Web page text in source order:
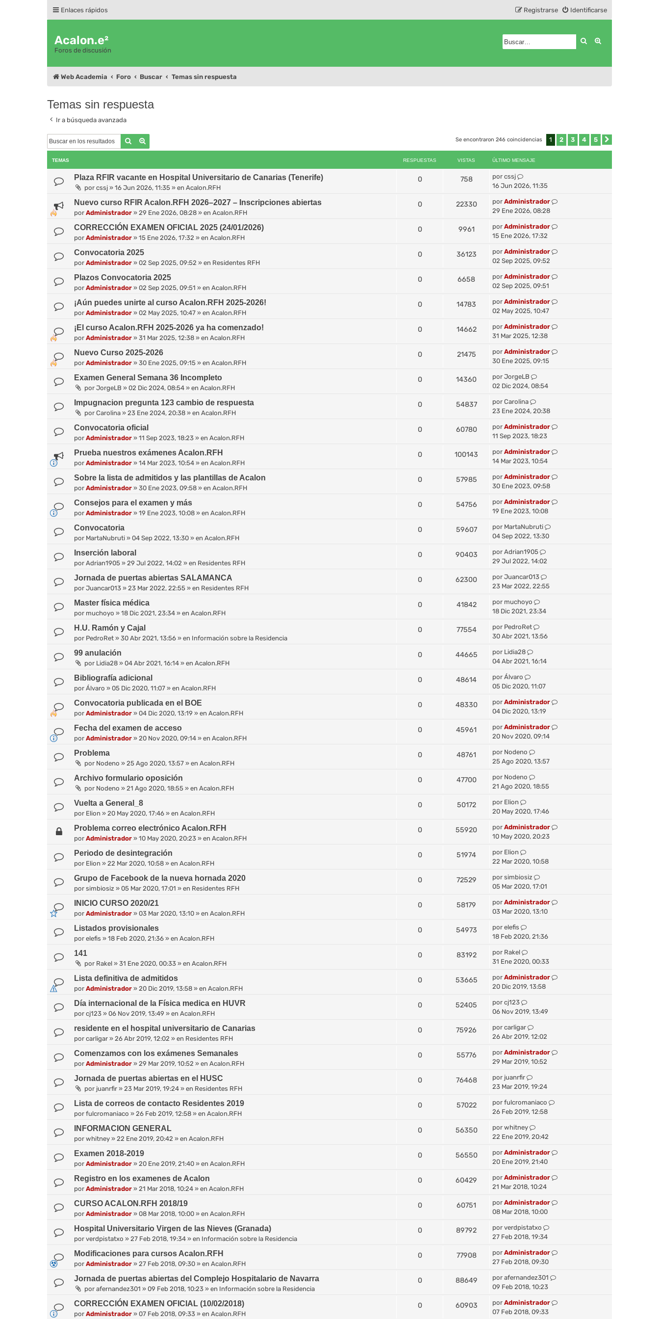
Enlaces rápidos Identificarse
Registrarse
Acalon.e²
Foros de discusión
Buscar
Web Academia Foro Buscar Temas sin respuesta
Temas sin respuesta
Ir a búsqueda avanzada
Buscar Se encontraron 246 coincidencias 1 2 3 4 5
TEMAS RESPUESTAS VISTAS ÚLTIMO MENSAJE
Plaza RFIR vacante en Hospital Universitario de Canarias (Tenerife)
por cssj » 16 Jun 2026, 11:35 » en Acalon.RFH
0 758 por cssj
16 Jun 2026, 11:35
Nuevo curso RFIR Acalon.RFH 2026–2027 – Inscripciones abiertas
por Administrador » 29 Ene 2026, 08:28 » en Acalon.RFH
0 22330 por Administrador
29 Ene 2026, 08:28
CORRECCIÓN EXAMEN OFICIAL 2025 (24/01/2026)
por Administrador » 15 Ene 2026, 17:32 » en Acalon.RFH
0 9961 por Administrador
15 Ene 2026, 17:32
Convocatoria 2025
por Administrador » 02 Sep 2025, 09:52 » en Residentes RFH
0 36123 por Administrador
02 Sep 2025, 09:52
Plazos Convocatoria 2025
por Administrador » 02 Sep 2025, 09:51 » en Acalon.RFH
0 6658 por Administrador
02 Sep 2025, 09:51
¡Aún puedes unirte al curso Acalon.RFH 2025-2026!
por Administrador » 02 May 2025, 10:47 » en Acalon.RFH
0 14783 por Administrador
02 May 2025, 10:47
¡El curso Acalon.RFH 2025-2026 ya ha comenzado!
por Administrador » 31 Mar 2025, 12:38 » en Acalon.RFH
0 14662 por Administrador
31 Mar 2025, 12:38
Nuevo Curso 2025-2026
por Administrador » 30 Ene 2025, 09:15 » en Acalon.RFH
0 21475 por Administrador
30 Ene 2025, 09:15
Examen General Semana 36 Incompleto
por JorgeLB » 02 Dic 2024, 08:54 » en Acalon.RFH
0 14360 por JorgeLB
02 Dic 2024, 08:54
Impugnacion pregunta 123 cambio de respuesta
por Carolina » 23 Ene 2024, 20:38 » en Acalon.RFH
0 54837 por Carolina
23 Ene 2024, 20:38
Convocatoria oficial
por Administrador » 11 Sep 2023, 18:23 » en Acalon.RFH
0 60780 por Administrador
11 Sep 2023, 18:23
Prueba nuestros exámenes Acalon.RFH
por Administrador » 14 Mar 2023, 10:54 » en Acalon.RFH
0 100143 por Administrador
14 Mar 2023, 10:54
Sobre la lista de admitidos y las plantillas de Acalon
por Administrador » 30 Ene 2023, 09:58 » en Acalon.RFH
0 57985 por Administrador
30 Ene 2023, 09:58
Consejos para el examen y más
por Administrador » 19 Ene 2023, 10:08 » en Acalon.RFH
0 54756 por Administrador
19 Ene 2023, 10:08
Convocatoria
por MartaNubruti » 04 Sep 2022, 13:30 » en Acalon.RFH
0 59607 por MartaNubruti
04 Sep 2022, 13:30
Inserción laboral
por Adrian1905 » 29 Jul 2022, 14:02 » en Residentes RFH
0 90403 por Adrian1905
29 Jul 2022, 14:02
Jornada de puertas abiertas SALAMANCA
por Juancar013 » 23 Mar 2022, 22:55 » en Residentes RFH
0 62300 por Juancar013
23 Mar 2022, 22:55
Master física médica
por muchoyo » 18 Dic 2021, 23:34 » en Acalon.RFH
0 41842 por muchoyo
18 Dic 2021, 23:34
H.U. Ramón y Cajal
por PedroRet » 30 Abr 2021, 13:56 » en Información sobre la Residencia
0 77554 por PedroRet
30 Abr 2021, 13:56
99 anulación
por Lidia28 » 04 Abr 2021, 16:14 » en Acalon.RFH
0 44665 por Lidia28
04 Abr 2021, 16:14
Bibliografía adicional
por Álvaro » 05 Dic 2020, 11:07 » en Acalon.RFH
0 48614 por Álvaro
05 Dic 2020, 11:07
Convocatoria publicada en el BOE
por Administrador » 04 Dic 2020, 13:19 » en Acalon.RFH
0 48330 por Administrador
04 Dic 2020, 13:19
Fecha del examen de acceso
por Administrador » 20 Nov 2020, 09:14 » en Acalon.RFH
0 45961 por Administrador
20 Nov 2020, 09:14
Problema
por Nodeno » 25 Ago 2020, 13:57 » en Acalon.RFH
0 48761 por Nodeno
25 Ago 2020, 13:57
Archivo formulario oposición
por Nodeno » 21 Ago 2020, 18:55 » en Acalon.RFH
0 47700 por Nodeno
21 Ago 2020, 18:55
Vuelta a General_8
por Elion » 20 May 2020, 17:46 » en Acalon.RFH
0 50172 por Elion
20 May 2020, 17:46
Problema correo electrónico Acalon.RFH
por Administrador » 10 May 2020, 20:23 » en Acalon.RFH
0 55920 por Administrador
10 May 2020, 20:23
Periodo de desintegración
por Elion » 22 Mar 2020, 10:58 » en Acalon.RFH
0 51974 por Elion
22 Mar 2020, 10:58
Grupo de Facebook de la nueva hornada 2020
por simbiosiz » 05 Mar 2020, 17:01 » en Residentes RFH
0 72529 por simbiosiz
05 Mar 2020, 17:01
INICIO CURSO 2020/21
por Administrador » 03 Mar 2020, 13:10 » en Acalon.RFH
0 58179 por Administrador
03 Mar 2020, 13:10
Listados provisionales
por elefis » 18 Feb 2020, 21:36 » en Acalon.RFH
0 54973 por elefis
18 Feb 2020, 21:36
141
por Rakel » 31 Ene 2020, 00:33 » en Acalon.RFH
0 83192 por Rakel
31 Ene 2020, 00:33
Lista definitiva de admitidos
por Administrador » 20 Dic 2019, 13:58 » en Acalon.RFH
0 53665 por Administrador
20 Dic 2019, 13:58
Día internacional de la Física medica en HUVR
por cj123 » 06 Nov 2019, 13:49 » en Acalon.RFH
0 52405 por cj123
06 Nov 2019, 13:49
residente en el hospital universitario de Canarias
por carligar » 26 Abr 2019, 12:02 » en Residentes RFH
0 75926 por carligar
26 Abr 2019, 12:02
Comenzamos con los exámenes Semanales
por Administrador » 29 Mar 2019, 10:52 » en Acalon.RFH
0 55776 por Administrador
29 Mar 2019, 10:52
Jornada de puertas abiertas en el HUSC
por juanrfir » 23 Mar 2019, 19:24 » en Residentes RFH
0 76468 por juanrfir
23 Mar 2019, 19:24
Lista de correos de contacto Residentes 2019
por fulcromaniaco » 26 Feb 2019, 12:58 » en Acalon.RFH
0 57022 por fulcromaniaco
26 Feb 2019, 12:58
INFORMACION GENERAL
por whitney » 22 Ene 2019, 20:42 » en Acalon.RFH
0 56350 por whitney
22 Ene 2019, 20:42
Examen 2018-2019
por Administrador » 20 Ene 2019, 21:40 » en Acalon.RFH
0 56550 por Administrador
20 Ene 2019, 21:40
Registro en los examenes de Acalon
por Administrador » 21 Mar 2018, 10:24 » en Acalon.RFH
0 60429 por Administrador
21 Mar 2018, 10:24
CURSO ACALON.RFH 2018/19
por Administrador » 08 Mar 2018, 10:00 » en Acalon.RFH
0 60751 por Administrador
08 Mar 2018, 10:00
Hospital Universitario Virgen de las Nieves (Granada)
por verdpistatxo » 27 Feb 2018, 19:34 » en Información sobre la Residencia
0 89792 por verdpistatxo
27 Feb 2018, 19:34
Modificaciones para cursos Acalon.RFH
por Administrador » 27 Feb 2018, 09:30 » en Acalon.RFH
0 77908 por Administrador
27 Feb 2018, 09:30
Jornada de puertas abiertas del Complejo Hospitalario de Navarra
por afernandez301 » 09 Feb 2018, 10:23 » en Información sobre la Residencia
0 88649 por afernandez301
09 Feb 2018, 10:23
CORRECCIÓN EXAMEN OFICIAL (10/02/2018)
por Administrador » 07 Feb 2018, 09:33 » en Acalon.RFH
0 60903 por Administrador
07 Feb 2018, 09:33